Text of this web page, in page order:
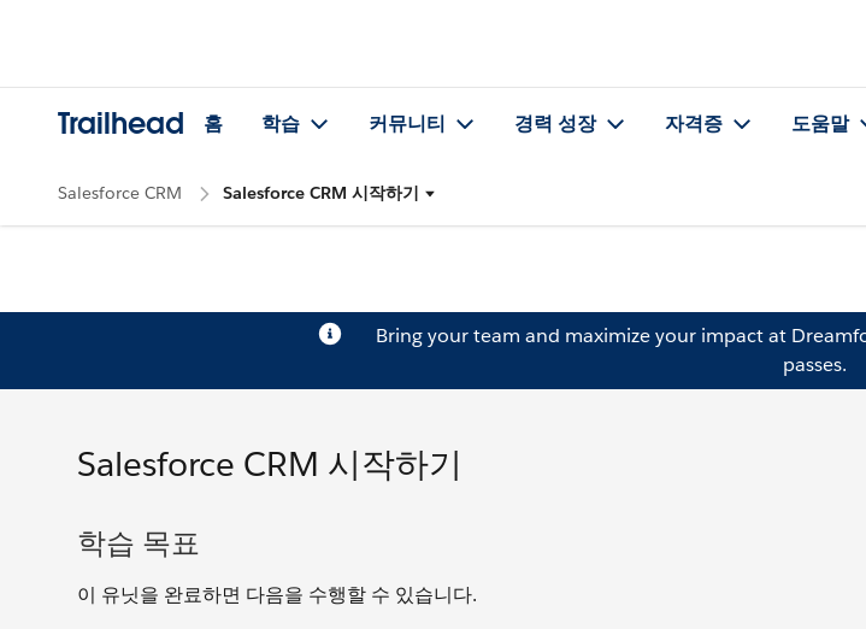
Trailhead 홈 학습 커뮤니티 경력 성장 자격증 도움말
Salesforce CRM Salesforce CRM 시작하기
Bring your team and maximize your impact at
passes.
Salesforce CRM 시작하기
학습 목표
이 유닛을 완료하면 다음을 수행할 수 있습니다.